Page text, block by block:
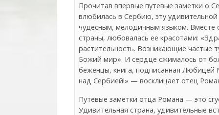
Прочитав впервые путевые заметки о
влюбилась в Сербию, эту
чудесным, мелодичным языком. Вместе
страны, любовалась ее красотами:
растительность. Возникающие частые
Божий мир». И сердце сжималось от
беженцы, книга, подписанная Любицей
над Сербией!» — восклицает отец
Путевые заметки отца Романа — это
Удивительная страна, удивительные